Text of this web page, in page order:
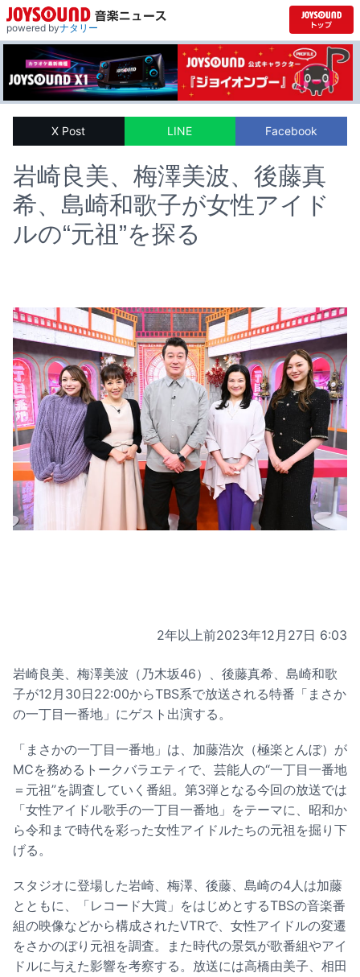
powered byナタリー
X Post LINE Facebook
岩崎良美、梅澤美波、後藤真
希、島崎和歌子が女性アイド
ルの“元祖”を探る
2年以上前2023年12月27日 6:03
岩崎良美、梅澤美波（乃木坂46）、後藤真希、島崎和歌
子が12月30日22:00からTBS系で放送される特番「まさか
の一丁目一番地」にゲスト出演する。
「まさかの一丁目一番地」は、加藤浩次（極楽とんぼ）が
MCを務めるトークバラエティで、芸能人の“一丁目一番地
＝元祖”を調査していく番組。第3弾となる今回の放送では
「女性アイドル歌手の一丁目一番地」をテーマに、昭和か
ら令和まで時代を彩った女性アイドルたちの元祖を掘り下
げる。
スタジオに登場した岩崎、梅澤、後藤、島崎の4人は加藤
とともに、「レコード大賞」をはじめとするTBSの音楽番
組の映像などから構成されたVTRで、女性アイドルの変遷
をさかのぼり元祖を調査。また時代の景気が歌番組やアイ
ドルに与えた影響を考察する。放送には高橋由美子、相田